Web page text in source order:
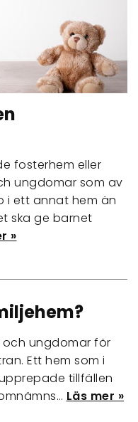
fosterhem eller
ungdomar som av
i ett annat hem än
ska ge barnet
»
ungdomar för
Ett hem som i
tillfällen
Läs mer »